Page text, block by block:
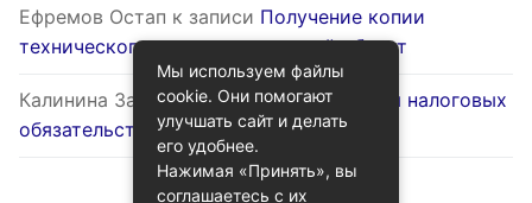
Ефремов Остап к записи Получение копии
технического паспорта на жилой объект
Калинина Залинак записиОптимизация налоговых
обязательств через госуслуги
Мы используем файлы
cookie. Они помогают
улучшать сайт и делать
его удобнее.
Нажимая «Принять», вы
соглашаетесь с их